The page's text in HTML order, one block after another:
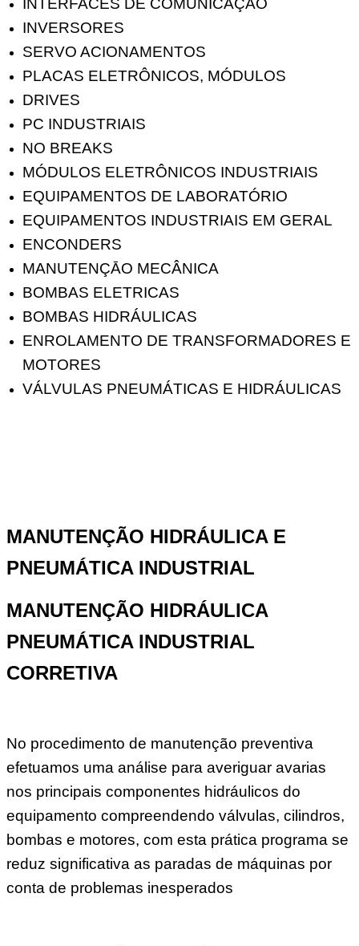
INTERFACES DE COMUNICAÇÃO
INVERSORES
SERVO ACIONAMENTOS
PLACAS ELETRÔNICOS, MÓDULOS
DRIVES
PC INDUSTRIAIS
NO BREAKS
MÓDULOS ELETRÔNICOS INDUSTRIAIS
EQUIPAMENTOS DE LABORATÓRIO
EQUIPAMENTOS INDUSTRIAIS EM GERAL
ENCONDERS
MANUTENÇĀO MECÂNICA
BOMBAS ELETRICAS
BOMBAS HIDRÁULICAS
ENROLAMENTO DE TRANSFORMADORES E
MOTORES
VÁLVULAS PNEUMÁTICAS E HIDRÁULICAS
MANUTENÇÃO HIDRÁULICA E
PNEUMÁTICA INDUSTRIAL
MANUTENÇÃO HIDRÁULICA
PNEUMÁTICA INDUSTRIAL
CORRETIVA
No procedimento de manutenção preventiva
efetuamos uma análise para averiguar avarias
nos principais componentes hidráulicos do
equipamento compreendendo válvulas, cilindros,
bombas e motores, com esta prática programa se
reduz significativa as paradas de máquinas por
conta de problemas inesperados